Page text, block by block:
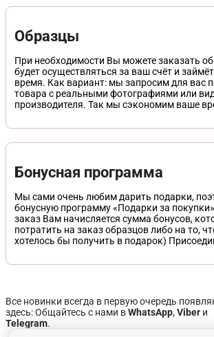
Образцы
При необходимости Вы можете заказать
будет осуществляться за ваш счёт и
время. Как вариант: мы запросим для вас
товара с реальными фотографиями или
производителя. Так мы сэкономим ваше
Бонусная программа
Мы сами очень любим дарить подарки,
бонусную программу «Подарки за
заказ Вам начисляется сумма бонусов,
потратить на заказ образцов либо на то,
хотелось бы получить в подарок)
Все новинки всегда в первую очередь
здесь: Общайтесь с нами вWhatsApp,Viber и
Telegram.